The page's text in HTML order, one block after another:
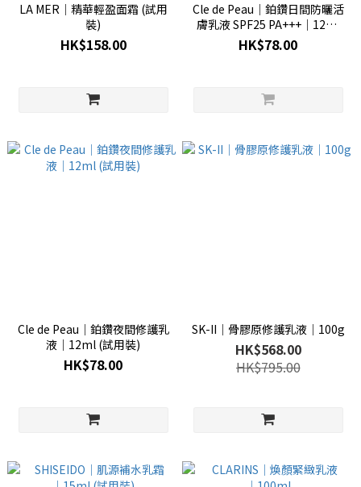
LA MER│精華輕盈面霜 (試用
裝)
HK$158.00
Cle de Peau│鉑鑽日間防曬活
膚乳液 SPF25 PA+++│12ml
(試用裝)
HK$78.00
Cle de Peau│鉑鑽夜間修護乳
液│12ml (試用裝)
HK$78.00
SK-II│骨膠原修護乳液│100g
HK$568.00
HK$795.00